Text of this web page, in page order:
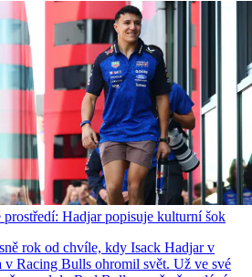
Hadjar popisuje kulturní šok
rok od chvíle, kdy Isack Hadjar v
v Racing Bulls ohromil svět. Už ve své